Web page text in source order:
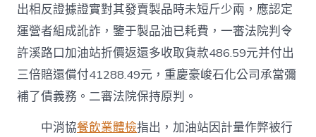
出相反證據證實對其發賣製品時未短斤少兩，應認定
運營者組成訛詐，鑒于製品油已耗費，一審法院判令
許溪路口加油站折價返還多收取貨款486.59元并付出
三倍賠還償付41288.49元，重慶豪峻石化公司承當彌
補了債義務。二審法院保持原判。
中消協餐飲業體檢指出，加油站因計量作弊被行